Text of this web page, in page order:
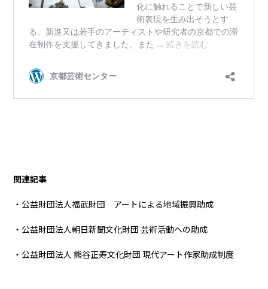
関連記事
・公益財団法人福武財団 アートによる地域振興助成
・公益財団法人朝日新聞文化財団 芸術活動への助成
・公益財団法人 熊谷正寿文化財団 現代アート作家助成制度